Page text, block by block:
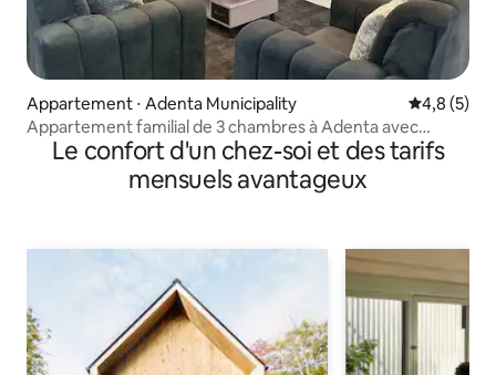
Appartement ⋅ Adenta Municipality Évaluation
4,8 (5)
Appartement familial de 3 chambres à Adenta avec
générateur
Le confort d'un chez-soi et des tarifs
mensuels avantageux